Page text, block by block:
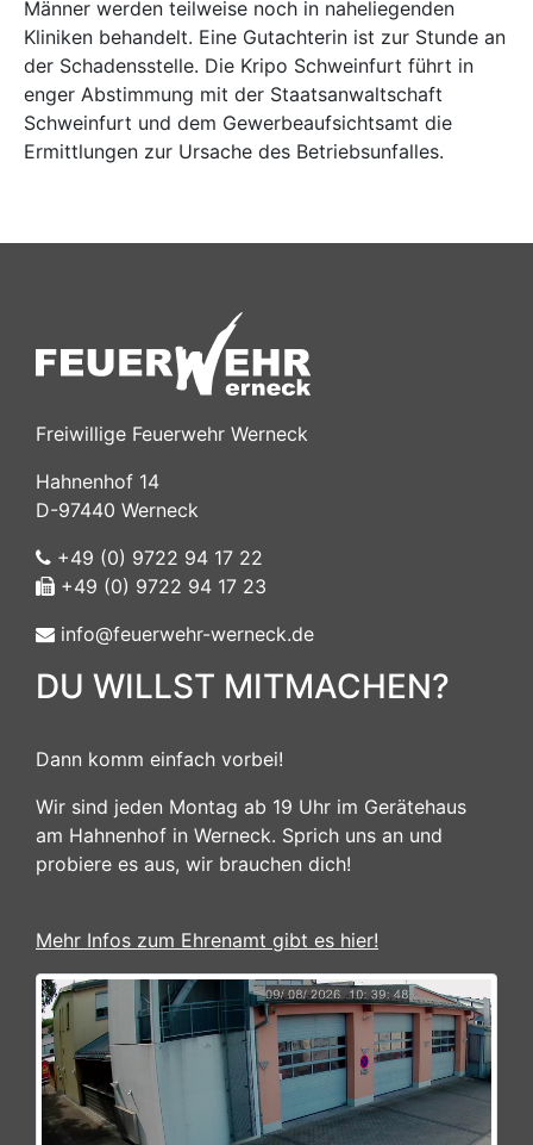
Männer werden teilweise noch in naheliegenden
Kliniken behandelt. Eine Gutachterin ist zur Stunde an
der Schadensstelle. Die Kripo Schweinfurt führt in
enger Abstimmung mit der Staatsanwaltschaft
Schweinfurt und dem Gewerbeaufsichtsamt die
Ermittlungen zur Ursache des Betriebsunfalles.
Freiwillige Feuerwehr Werneck
Hahnenhof 14
D-97440 Werneck
+49 (0) 9722 94 17 22
+49 (0) 9722 94 17 23
info@feuerwehr-werneck.de
DU WILLST MITMACHEN?
Dann komm einfach vorbei!
Wir sind jeden Montag ab 19 Uhr im Gerätehaus
am Hahnenhof in Werneck. Sprich uns an und
probiere es aus, wir brauchen dich!
Mehr Infos zum Ehrenamt gibt es hier!